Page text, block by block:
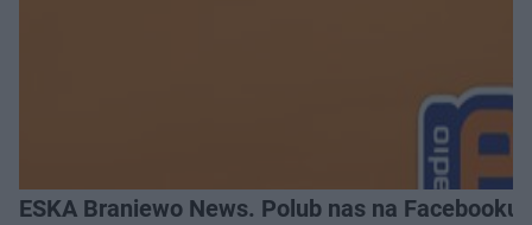
ESKA Braniewo News. Polub nas na Facebooku!